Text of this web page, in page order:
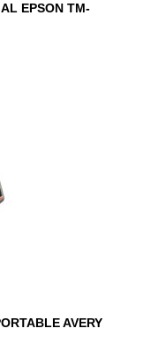
EPSON TM-
AVERY